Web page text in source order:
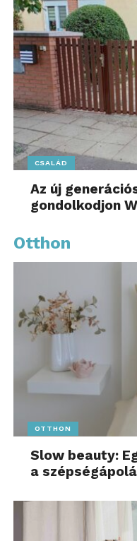
CSALÁD
Az új
gondolkodjon
Otthon
OTTHON
Slow beauty:
a